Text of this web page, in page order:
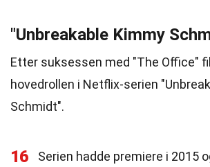
"Unbreakable Kimmy
Etter suksessen med "The Office"
hovedrollen i Netflix-serien
Schmidt".
16
Serien hadde premiere i 2015